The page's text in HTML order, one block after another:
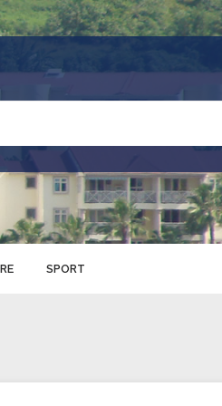
SPORT